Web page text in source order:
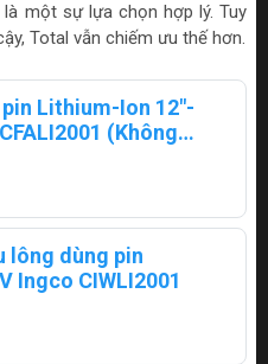
một sự lựa chọn hợp lý. Tuy
Total vẫn chiếm ưu thế hơn.
Lithium-Ion 12"-
(Không
và sạc)
lông dùng pin
Ingco CIWLI2001